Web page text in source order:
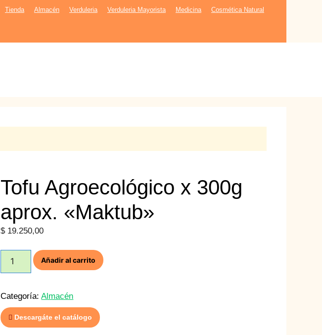
Tienda Almacén Verduleria Verduleria Mayorista Medicina Cosmética Natural
Tofu Agroecológico x 300g
aprox. «Maktub»
$19.250,00
Agroecológico
300g
"Maktub"
cantidad
Añadir al carrito
Categoría:Almacén
Descargáte el catálogo